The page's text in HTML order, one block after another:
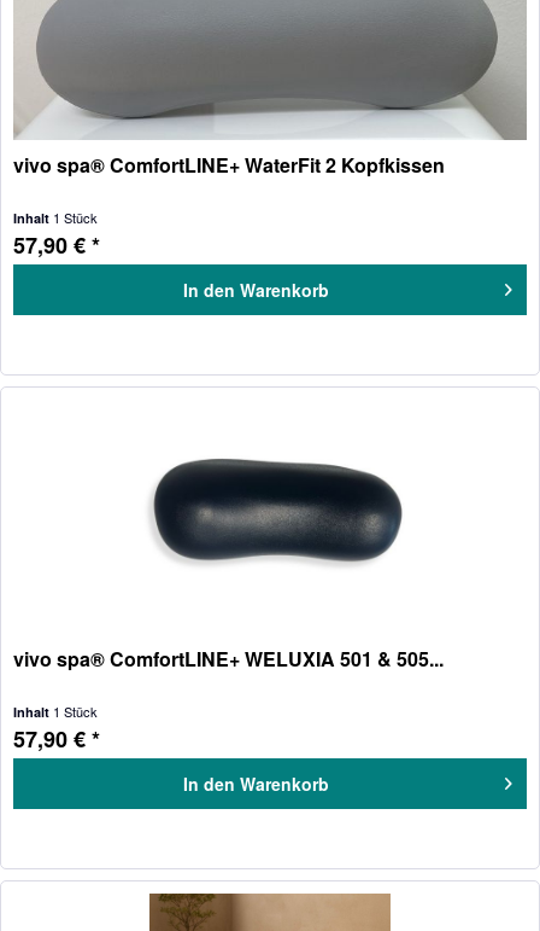
vivo spa® ComfortLINE+ WaterFit 2 Kopfkissen
Inhalt 1 Stück
57,90 € *
In den Warenkorb
vivo spa® ComfortLINE+ WELUXIA 501 & 505...
Inhalt 1 Stück
57,90 € *
In den Warenkorb